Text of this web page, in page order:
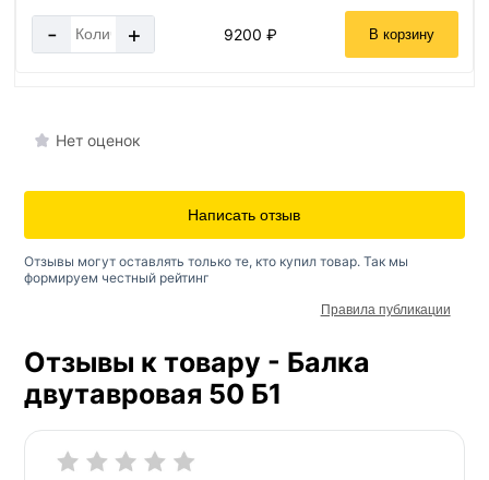
- + 9200 ₽ В корзину
Отзывы к товару - Балка
двутавровая 50 Б1
Нет оценок
Написать отзыв
Отзывы могут оставлять только те, кто купил товар. Так мы
формируем честный рейтинг
Правила публикации